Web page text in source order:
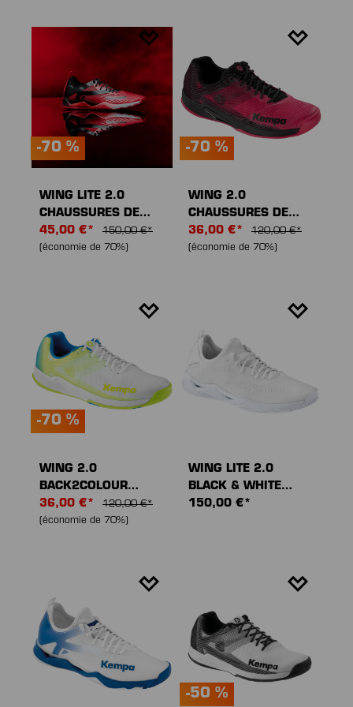
-70 %
WING LITE 2.0
CHAUSSURES DE
SPORT
45,00 €*
150,00 €*
(économie de 70%)
-70 %
WING 2.0
CHAUSSURES DE
SPORT
36,00 €*
120,00 €*
(économie de 70%)
-70 %
WING 2.0
BACK2COLOUR
CHAUSSURES DE
SPORT
36,00 €*
120,00 €*
(économie de 70%)
WING LITE 2.0
BLACK & WHITE
CHAUSSURES DE
150,00 €*
-50 %